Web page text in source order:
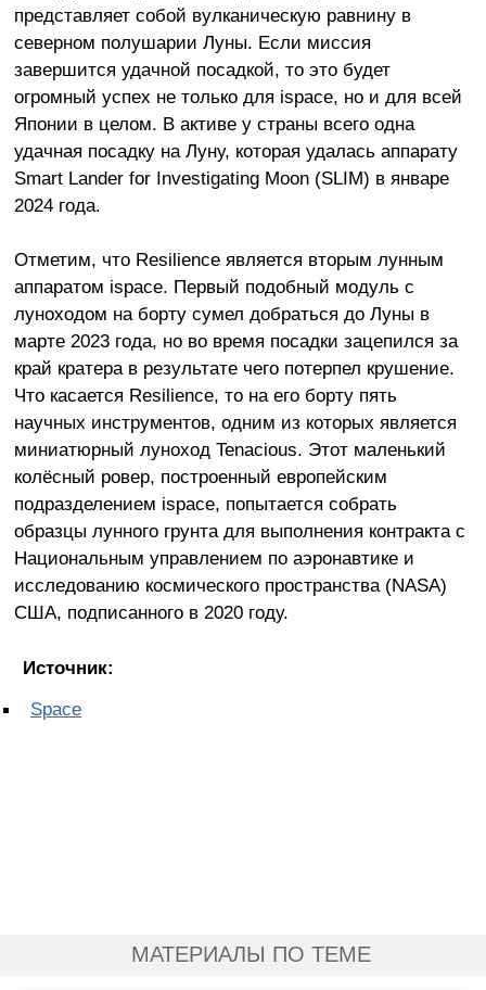
представляет собой вулканическую равнину в
северном полушарии Луны. Если миссия
завершится удачной посадкой, то это будет
огромный успех не только для ispace, но и для всей
Японии в целом. В активе у страны всего одна
удачная посадку на Луну, которая удалась аппарату
Smart Lander for Investigating Moon (SLIM) в январе
2024 года.
Отметим, что Resilience является вторым лунным
аппаратом ispace. Первый подобный модуль с
луноходом на борту сумел добраться до Луны в
марте 2023 года, но во время посадки зацепился за
край кратера в результате чего потерпел крушение.
Что касается Resilience, то на его борту пять
научных инструментов, одним из которых является
миниатюрный луноход Tenacious. Этот маленький
колёсный ровер, построенный европейским
подразделением ispace, попытается собрать
образцы лунного грунта для выполнения контракта с
Национальным управлением по аэронавтике и
исследованию космического пространства (NASA)
США, подписанного в 2020 году.
Источник:
Space
МАТЕРИАЛЫ ПО ТЕМЕ